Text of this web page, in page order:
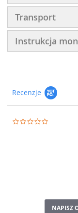
Transport
Instrukcja
Recenzje
NAPISZ